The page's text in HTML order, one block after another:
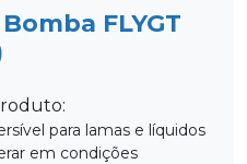
Bomba FLYGT
para lamas e líquidos
em condições